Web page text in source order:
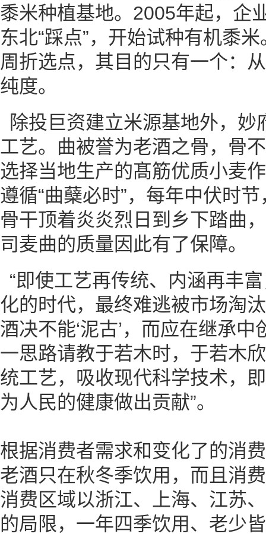
黍米种植基地。2005年起，企
东北“踩点”，开始试种有机黍
周折选点，其目的只有一个：
纯度。
除投巨资建立米源基地外，
工艺。曲被誉为老酒之骨，骨
选择当地生产的髙筋优质小麦
遵循“曲蘖必时”，每年中伏时
骨干顶着炎炎烈日到乡下踏曲
司麦曲的质量因此有了保障。
“即使工艺再传统、内涵再丰
化的时代，最终难逃被市场淘
酒决不能‘泥古’，而应在继承
一思路请教于若木时，于若木
统工艺，吸收现代科学技术，
为人民的健康做出贡献”。
根据消费者需求和变化了的消
老酒只在秋冬季饮用，而且消
消费区域以浙江、上海、江苏
的局限，一年四季饮用、老少